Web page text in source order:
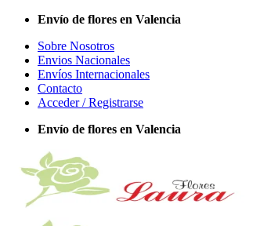
Saltar
contenido
Envío de flores en Valencia
Sobre Nosotros
Envios Nacionales
Envíos Internacionales
Contacto
Acceder / Registrarse
Envío de flores en Valencia